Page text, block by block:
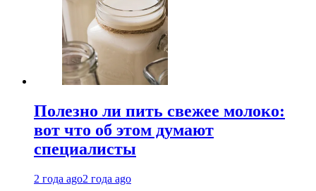
Полезно ли пить свежее молоко:
вот что об этом думают
специалисты
2 года ago2 года ago